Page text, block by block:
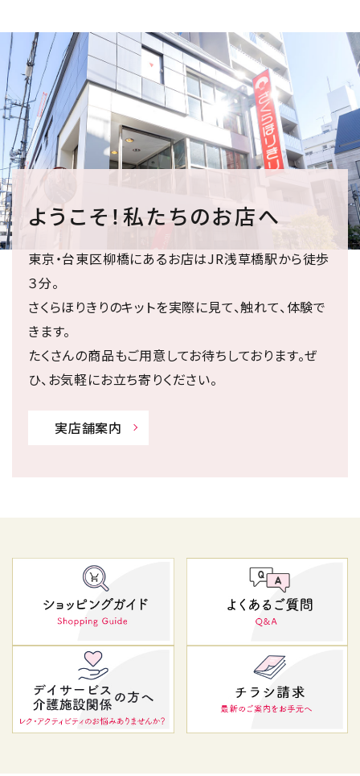
ようこそ！私たちのお店へ
東京・台東区柳橋にあるお店はJR浅草橋駅から徒歩
３分。
さくらほりきりのキットを実際に見て、触れて、体験で
きます。
たくさんの商品もご用意してお待ちしております。ぜ
ひ、お気軽にお立ち寄りください。
実店舗案内